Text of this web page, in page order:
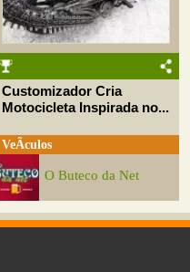
Customizador Cria
Motocicleta Inspirada no...
VeÃ­culos
O Buteco da Net